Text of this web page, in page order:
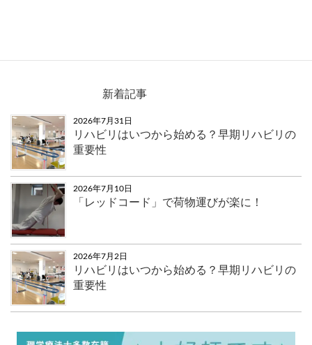
新着記事
2026年7月31日
リハビリはいつから始める？早期リハビリの
重要性
2026年7月10日
「レッドコード」で荷物運びが楽に！
2026年7月2日
リハビリはいつから始める？早期リハビリの
重要性